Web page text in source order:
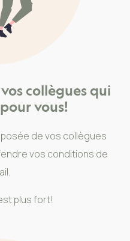
collègues qui
vous!
de vos collègues
vos conditions de
plus fort!